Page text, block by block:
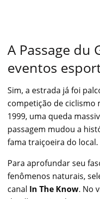
A Passage du
eventos
Sim, a estrada já foi
competição de ciclismo
1999, uma queda
passagem mudou a
fama traiçoeira do local.
Para aprofundar seu
fenômenos naturais,
canal In The Know. No